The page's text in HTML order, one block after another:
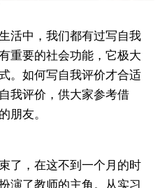
活中，我们都有过写自我
重要的社会功能，它极大
。如何写自我评价才合适
我评价，供大家参考借
朋友。
了，在这不到一个月的时
演了教师的主角。从实习